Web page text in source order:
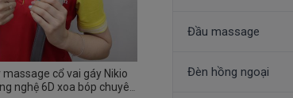
cổ vai gáy Nikio
nghệ 6D xoa bóp chuyên
Đầu massage
Đèn hồng ngoại